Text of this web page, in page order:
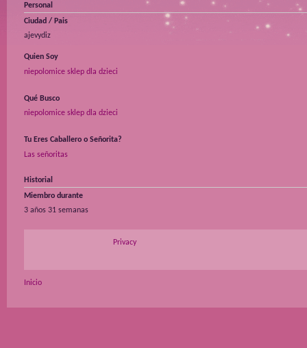
Personal
Ciudad / Pais
ajevydiz
Quien Soy
niepolomice sklep dla dzieci
Qué Busco
niepolomice sklep dla dzieci
Tu Eres Caballero o Señorita?
Las señoritas
Historial
Miembro durante
3 años 31 semanas
Privacy
Inicio